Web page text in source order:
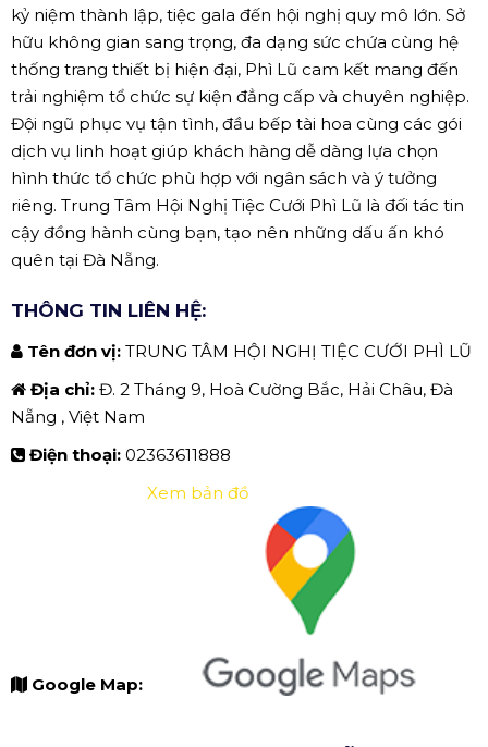
kỷ niệm thành lập, tiệc gala đến hội nghị quy mô lớn. Sở
hữu không gian sang trọng, đa dạng sức chứa cùng hệ
thống trang thiết bị hiện đại, Phì Lũ cam kết mang đến
trải nghiệm tổ chức sự kiện đẳng cấp và chuyên nghiệp.
Đội ngũ phục vụ tận tình, đầu bếp tài hoa cùng các gói
dịch vụ linh hoạt giúp khách hàng dễ dàng lựa chọn
hình thức tổ chức phù hợp với ngân sách và ý tưởng
riêng. Trung Tâm Hội Nghị Tiệc Cưới Phì Lũ là đối tác tin
cậy đồng hành cùng bạn, tạo nên những dấu ấn khó
quên tại Đà Nẵng.
THÔNG TIN LIÊN HỆ:
Tên đơn vị: TRUNG TÂM HỘI NGHỊ TIỆC CƯỚI PHÌ LŨ
Địa chỉ: Đ. 2 Tháng 9, Hoà Cường Bắc, Hải Châu, Đà
Nẵng , Việt Nam
Điện thoại: 02363611888
Google Map:
Xem bản đồ